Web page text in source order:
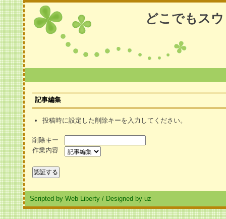
どこでもス
記事編集
投稿時に設定した削除キーを入力してください。
削除キー
作業内容
Scripted by Web Liberty / Designed by uz